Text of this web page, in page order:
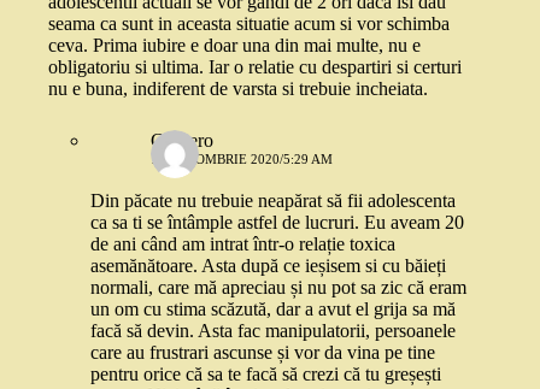
seama ca sunt in aceasta situatie acum si vor schimba
ceva. Prima iubire e doar una din mai multe, nu e
obligatoriu si ultima. Iar o relatie cu despartiri si certuri
nu e buna, indiferent de varsta si trebuie incheiata.
Gingero
13 OCTOMBRIE 2020/5:29 AM
Din păcate nu trebuie neapărat să fii adolescenta
ca sa ti se întâmple astfel de lucruri. Eu aveam 20
de ani când am intrat într-o relație toxica
asemănătoare. Asta după ce ieșisem si cu băieți
normali, care mă apreciau și nu pot sa zic că eram
un om cu stima scăzută, dar a avut el grija sa mă
facă să devin. Asta fac manipulatorii, persoanele
care au frustrari ascunse și vor da vina pe tine
pentru orice că sa te facă să crezi că tu greșești